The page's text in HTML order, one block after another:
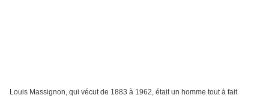
Louis Massignon, qui vécut de 1883 à 1962, était un homme tout à fait